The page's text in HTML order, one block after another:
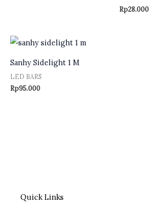
Rp28.000
Sanhy Sidelight 1 M
LED BARS
Rp95.000
Quick Links